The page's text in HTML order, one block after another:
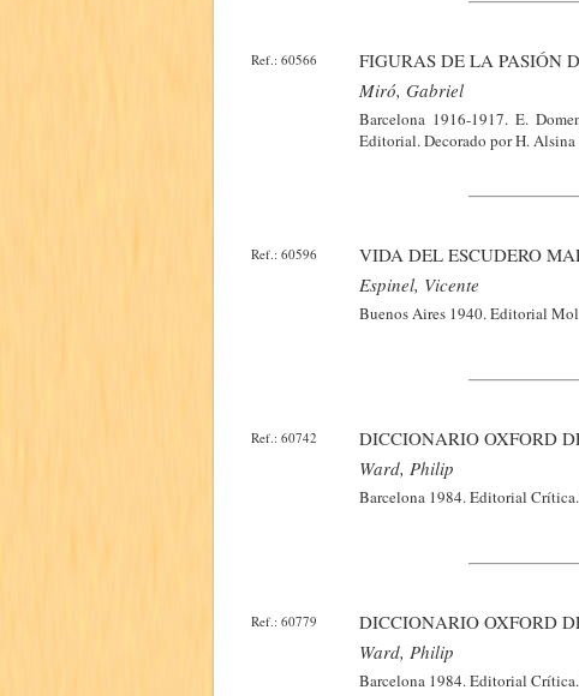
Ref.: 60566
FIGURAS DE LA PASIÓN
Miró, Gabriel
Barcelona 1916-1917. E.
Editorial. Decorado por H.
Ref.: 60596
VIDA DEL ESCUDERO
Espinel, Vicente
Buenos Aires 1940. Editorial
Ref.: 60742
DICCIONARIO OXFORD
Ward, Philip
Barcelona 1984. Editorial
Ref.: 60779
DICCIONARIO OXFORD
Ward, Philip
Barcelona 1984. Editorial